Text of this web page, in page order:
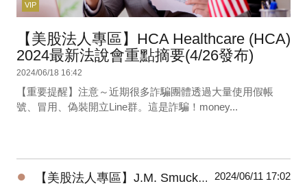
VIP
【美股法人專區】HCA Healthcare (HCA)
2024最新法說會重點摘要(4/26發布)
2024/06/18 16:42
【重要提醒】注意～近期很多詐騙團體透過大量使用假帳
號、冒用、偽裝開立Line群。這是詐騙！money...
● 【美股法人專區】J.M. Smucker Company (SJM) 2024最新法說會重點摘要(6/6發布) 2024/06/11 17:02